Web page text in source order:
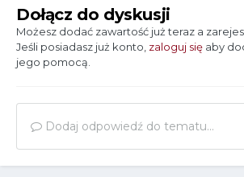
Dołącz do dyskusji
Możesz dodać zawartość już teraz a
Jeśli posiadasz już konto, zaloguj się aby
jego pomocą.
Dodaj odpowiedź do tematu...